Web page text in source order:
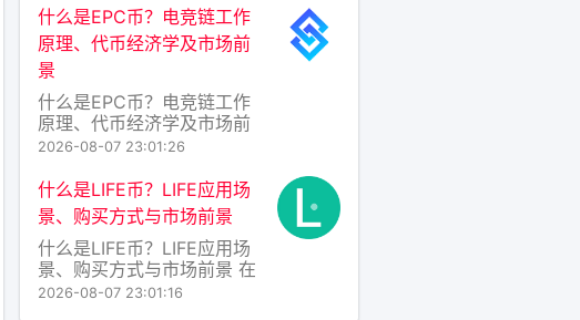
出不穷，而AZART币（代币
符号：AZART）作为一个较
为小众但定位明确的项目，
正逐渐引起加密爱好者与数
字艺术圈的关注。要理解
AZART，不能只看其价格
什么是EPC币？电竞链工作
原理、代币经济学及市场前
景
什么是EPC币？电竞链工作
原理、代币经济学及市场前
景 随着电子竞技产业的爆发
界的边界正被一种名为“电竞
链”（Esports Chain）的区
块链项目打破，其原生代币
EPC币也随之进入大众视
野。EPC币是电竞链生态中
的核心价值载体，旨
2026-08-07 23:01:26
什么是LIFE币？LIFE应用场
景、购买方式与市场前景
什么是LIFE币？LIFE应用场
景、购买方式与市场前景 在
区块链技术日新月异的今
2026-08-07 23:01:16